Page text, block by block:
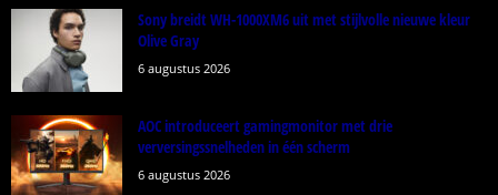
Sony breidt WH-1000XM6 uit met stijlvolle nieuwe kleur
Olive Gray
6 augustus 2026
AOC introduceert gamingmonitor met drie
verversingssnelheden in één scherm
6 augustus 2026